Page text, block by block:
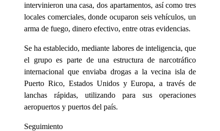
intervinieron una casa, dos apartamentos, así como tres
locales comerciales, donde ocuparon seis vehículos, un
arma de fuego, dinero efectivo, entre otras evidencias.
Se ha establecido, mediante labores de inteligencia, que
el grupo es parte de una estructura de narcotráfico
internacional que enviaba drogas a la vecina isla de
Puerto Rico, Estados Unidos y Europa, a través de
lanchas rápidas, utilizando para sus operaciones
aeropuertos y puertos del país.
Seguimiento